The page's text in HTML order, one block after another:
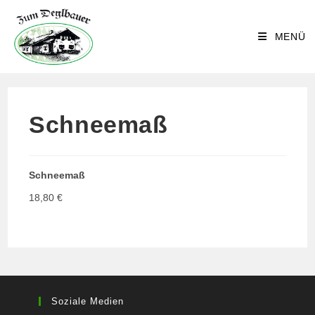
Inhalt
springen
MENÜ
Schneemaß
Schneemaß
18,80 €
Soziale Medien